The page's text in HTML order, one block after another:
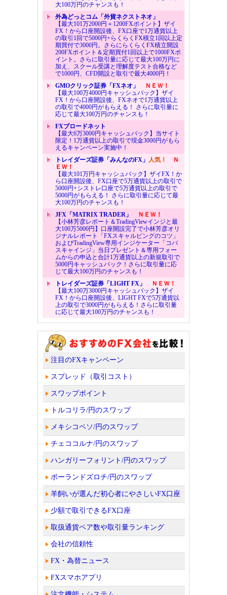
大100万円のチャンスも！
外為どっとコム「外貨ネクストネオ」
【最大101万2000円＋1200FXポイント】ザイ
FX！から口座開設後、FX口座で1万通貨以上
の取引1回で5000円+らくらくFX積立1回以上定
期買付で3000円。さらにらくらくFX積立開設
200FXポイント＆定期買付1回以上で1000FXポ
イント。さらに取引量に応じて最大100万円に
加え、スクール受講と理解度テスト合格など
で1000円、CFD開設と取引で最大4000円！
GMOクリック証券「FXネオ」
ＮＥＷ！
【最大100万4000円キャッシュバック】ザイ
FX！から口座開設後、FXネオで1万通貨以上
の取引で4000円がもらえる！ さらに取引量に
応じて最大100万円のチャンスも！
FXブロードネット
【最大6万3000円キャッシュバック】当サイト
限定！1万通貨以上の取引で現金3000円がもら
えるキャンペーン実施中！
トレイダーズ証券「みんなのFX」 人気！
Ｎ
ＥＷ！
【最大101万円キャッシュバック】ザイFX！か
ら口座開設後、FX口座で5万通貨以上の取引で
5000円+シストレ口座で5万通貨以上の取引で
5000円がもらえる！ さらに取引量に応じて最
大100万円のチャンスも！
JFX「MATRIX TRADER」
ＮＥＷ！
【小林芳彦レポート＆TradingViewインジと最
大100万5000円】口座開設完了で小林芳彦オリ
ジナルレポート「FXスキャルピングのコツ」
およびTradingView専用インジケーター「コバ
スキャインジ」当日プレゼント＆専用フォー
ムからの申込と合計1万通貨以上の新規取引で
5000円キャッシュバック！さらに取引量に応
じて最大100万円のチャンスも！
トレイダーズ証券「LIGHT FX」
ＮＥＷ！
【最大100万3000円キャッシュバック】ザイ
FX！から口座開設後、LIGHT FXで5万通貨以
上の取引で3000円がもらえる！さらに取引量
に応じて最大100万円のチャンスも！
注目のFXキャンペーン
スプレッド（取引コスト）
スワップポイント
トルコリラ/円のスワップ
メキシコペソ/円のスワップ
チェココルナ/円のスワップ
ハンガリーフォリント/円のスワップ
ポーランドズロチ/円のスワップ
羊飼いが選んだ初心者にやさしいFX口座
少額で取引できるFX口座
取扱通貨ペア数や取引量ランキング
会社の信頼性
FX・為替ニュース
FXスマホアプリ